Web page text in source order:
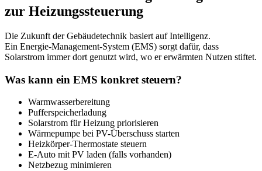
zur Heizungssteuerung
Die Zukunft der Gebäudetechnik basiert auf Intelligenz.
Ein Energie-Management-System (EMS) sorgt dafür, dass
Solarstrom immer dort genutzt wird, wo er erwärmten Nutzen stiftet.
Was kann ein EMS konkret steuern?
Warmwasserbereitung
Pufferspeicherladung
Solarstrom für Heizung priorisieren
Wärmepumpe bei PV-Überschuss starten
Heizkörper-Thermostate steuern
E-Auto mit PV laden (falls vorhanden)
Netzbezug minimieren